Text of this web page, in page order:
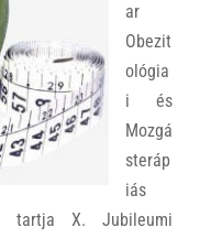
ar
Obezit
ológia
i és
Mozgá
steráp
iás
tartja X. Jubileumi